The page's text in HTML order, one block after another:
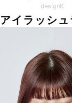
designK
アイラッシ